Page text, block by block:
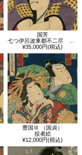
国芳
七つ伊呂波東都不二尽 こ 犬田小文吾
¥35,000円(税込)
豊国Ⅲ （国貞）
役者絵
¥12,000円(税込)